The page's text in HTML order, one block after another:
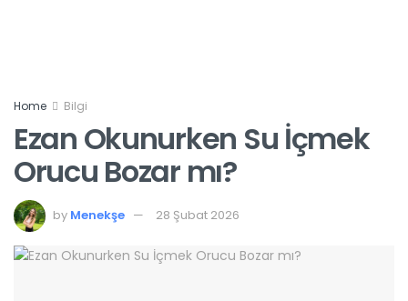
Home Bilgi
Ezan Okunurken Su İçmek
Orucu Bozar mı?
by Menekşe 28 Şubat 2026